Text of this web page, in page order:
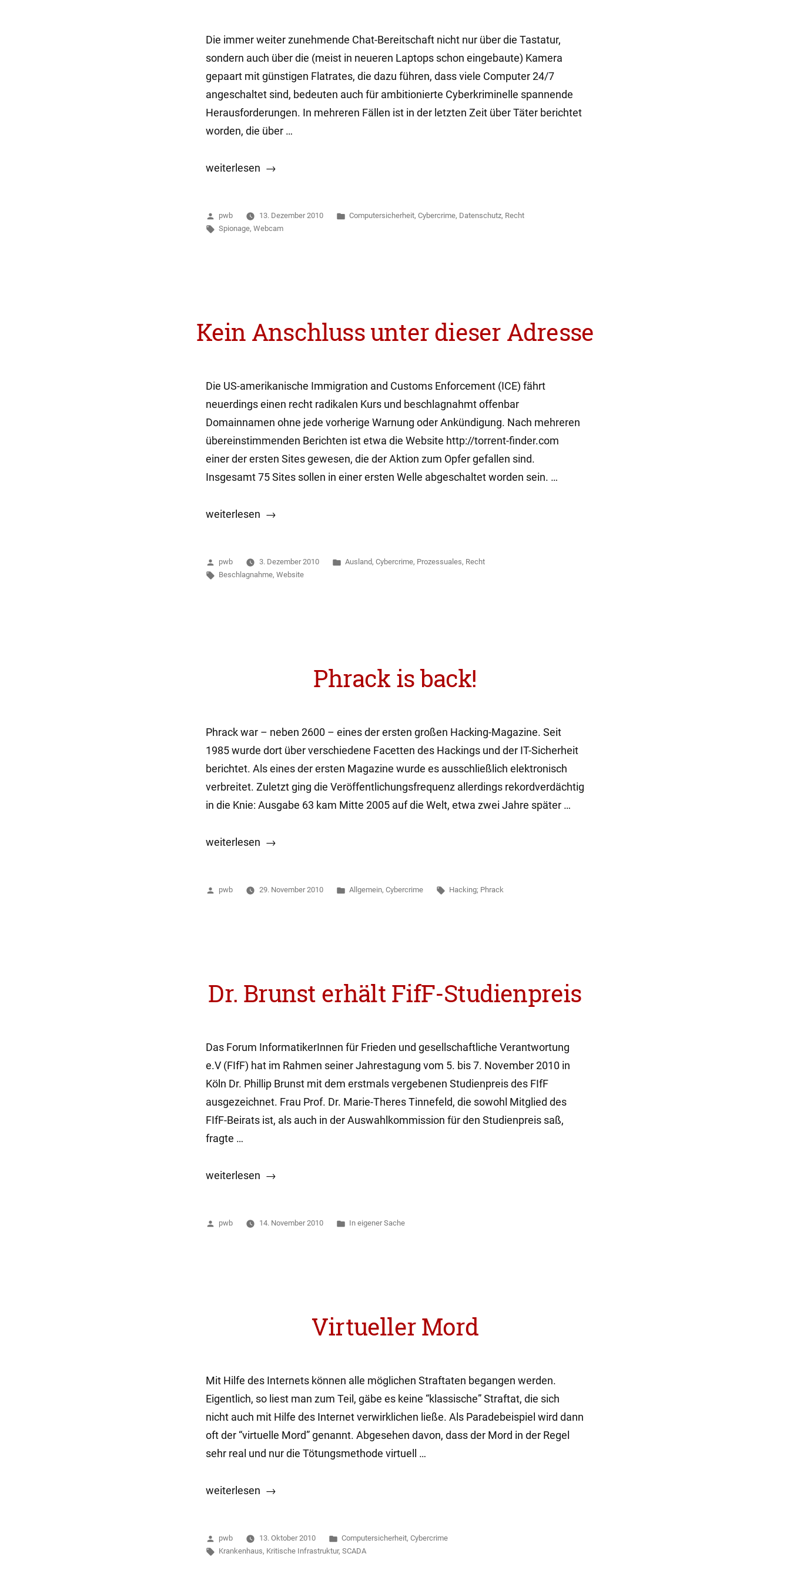
Die immer weiter zunehmende Chat-Bereitschaft nicht nur über die Tastatur,
sondern auch über die (meist in neueren Laptops schon eingebaute) Kamera
gepaart mit günstigen Flatrates, die dazu führen, dass viele Computer 24/7
angeschaltet sind, bedeuten auch für ambitionierte Cyberkriminelle spannende
Herausforderungen. In mehreren Fällen ist in der letzten Zeit über Täter berichtet
worden, die über …
„Das
Anderen“
weiterlesen
Veröffentlicht
von
pwb 13. Dezember 2010
Veröffentlicht
Computersicherheit, Cybercrime, Datenschutz, Recht
Schlagwörter:
Spionage,Webcam
Kein Anschluss unter dieser Adresse
Die US-amerikanische Immigration and Customs Enforcement (ICE) fährt
neuerdings einen recht radikalen Kurs und beschlagnahmt offenbar
Domainnamen ohne jede vorherige Warnung oder Ankündigung. Nach mehreren
übereinstimmenden Berichten ist etwa die Website http://torrent-finder.com
einer der ersten Sites gewesen, die der Aktion zum Opfer gefallen sind.
Insgesamt 75 Sites sollen in einer ersten Welle abgeschaltet worden sein. …
„Kein
dieser
weiterlesen
Veröffentlicht
von
pwb 3. Dezember 2010
Veröffentlicht
Ausland, Cybercrime, Prozessuales, Recht
Schlagwörter:
Beschlagnahme,Website
Phrack is back!
Phrack war – neben 2600 – eines der ersten großen Hacking-Magazine. Seit
1985 wurde dort über verschiedene Facetten des Hackings und der IT-Sicherheit
berichtet. Als eines der ersten Magazine wurde es ausschließlich elektronisch
verbreitet. Zuletzt ging die Veröffentlichungsfrequenz allerdings rekordverdächtig
in die Knie: Ausgabe 63 kam Mitte 2005 auf die Welt, etwa zwei Jahre später …
„Phrack
weiterlesen
Veröffentlicht
pwb 29. November 2010
Veröffentlicht
Allgemein, Cybercrime Schlagwörter:
Hacking; Phrack
Dr. Brunst erhält FifF-Studienpreis
Das Forum InformatikerInnen für Frieden und gesellschaftliche Verantwortung
e.V (FIfF) hat im Rahmen seiner Jahrestagung vom 5. bis 7. November 2010 in
Köln Dr. Phillip Brunst mit dem erstmals vergebenen Studienpreis des FIfF
ausgezeichnet. Frau Prof. Dr. Marie-Theres Tinnefeld, die sowohl Mitglied des
FIfF-Beirats ist, als auch in der Auswahlkommission für den Studienpreis saß,
fragte …
„Dr.
FifF-
weiterlesen
Veröffentlicht
pwb 14. November 2010
Veröffentlicht
In eigener Sache
Virtueller Mord
Mit Hilfe des Internets können alle möglichen Straftaten begangen werden.
Eigentlich, so liest man zum Teil, gäbe es keine “klassische” Straftat, die sich
nicht auch mit Hilfe des Internet verwirklichen ließe. Als Paradebeispiel wird dann
oft der “virtuelle Mord” genannt. Abgesehen davon, dass der Mord in der Regel
sehr real und nur die Tötungsmethode virtuell …
„Virtueller
weiterlesen
Veröffentlicht
von
pwb 13. Oktober 2010
Veröffentlicht
in
Computersicherheit, Cybercrime
Schlagwörter:
Krankenhaus, Kritische Infrastruktur,SCADA